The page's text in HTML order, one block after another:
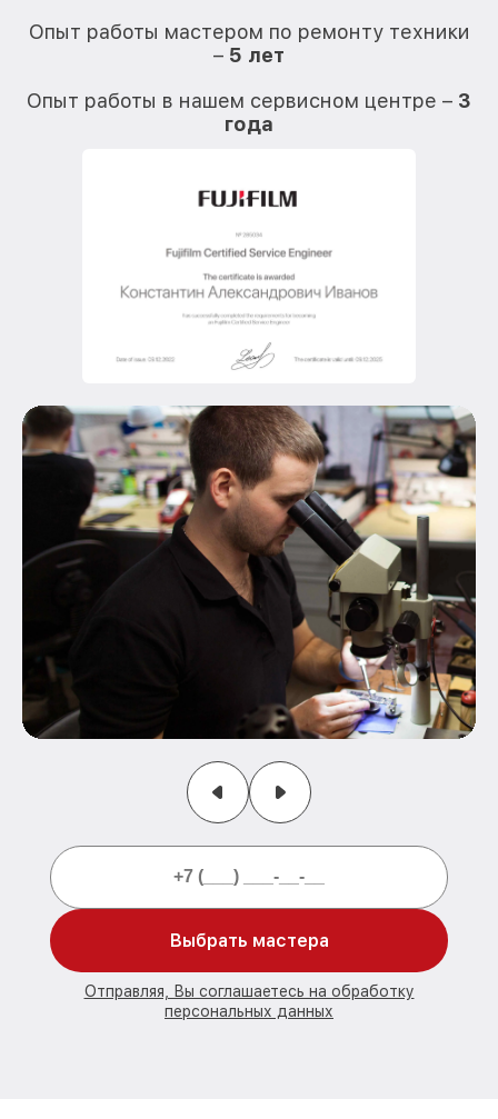
Опыт работы мастером по ремонту техники
– 5 лет
Опыт работы в нашем сервисном центре – 3
года
Выбрать мастера
Отправляя, Вы соглашаетесь на обработку
персональных данных